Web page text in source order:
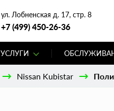
ул. Лобненская д. 17, стр. 8
+7 (499) 450-26-36
УСЛУГИ
Nissan Kubistar